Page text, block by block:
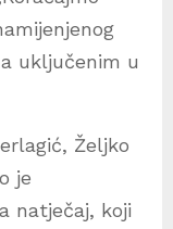
uključenim u
Željko
je
natječaj, koji